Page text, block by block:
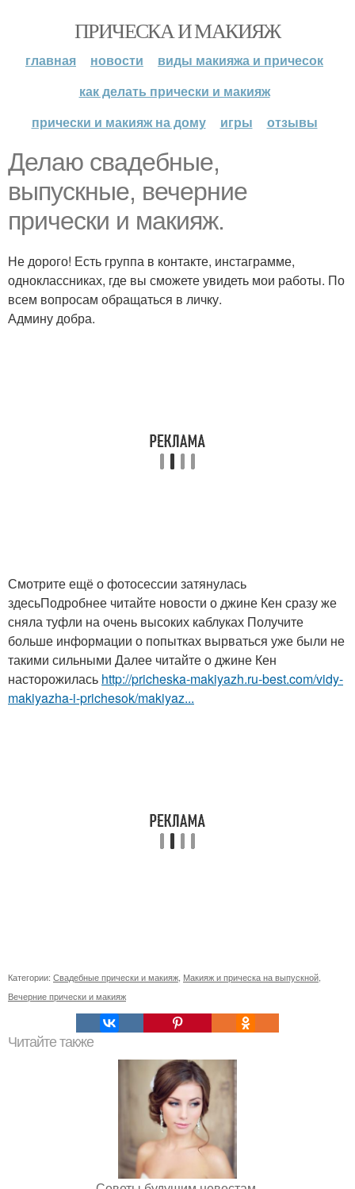
ПРИЧЕСКА И МАКИЯЖ
главная новости
виды макияжа и причесок
как делать прически и макияж
прически и макияж на дому
игры отзывы
Делаю свадебные,
выпускные, вечерние
прически и макияж.
Не дорого! Есть группа в контакте, инстаграмме,
одноклассниках, где вы сможете увидеть мои работы. По
всем вопросам обращаться в личку.
Админу добра.
Смотрите ещё о фотосессии затянулась
здесьПодробнее читайте новости о джине Кен сразу же
сняла туфли на очень высоких каблуках Получите
больше информации о попытках вырваться уже были не
такими сильными Далее читайте о джине Кен
насторожилась http://pricheska-makiyazh.ru-best.com/vidy-
makiyazha-i-prichesok/makiyaz...
Категории: Свадебные прически и макияж Макияж и прическа на выпускной
Вечерние прически и макияж
Читайте также